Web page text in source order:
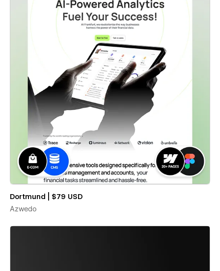
Dortmund | $79 USD
Azwedo